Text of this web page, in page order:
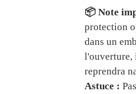
📦 Note
protection
dans un
l'ouverture,
reprendra
Astuce :